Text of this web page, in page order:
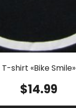
T-shirt «Bike Smile»
$14.99